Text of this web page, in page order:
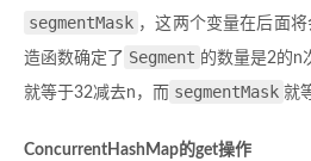
segmentMask ，这两个变量在后面
造函数确定了 Segment 的数量是2的n
就等于32减去n，而 segmentMask 就
ConcurrentHashMap的get操作